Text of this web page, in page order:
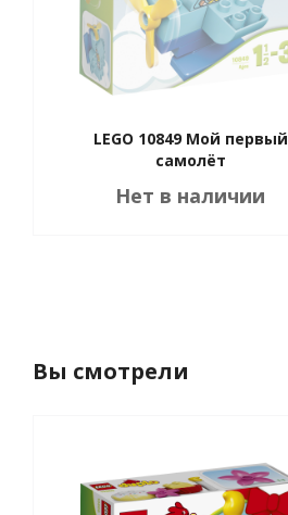
LEGO 10849 Мой первый
самолёт
Нет в наличии
Вы смотрели